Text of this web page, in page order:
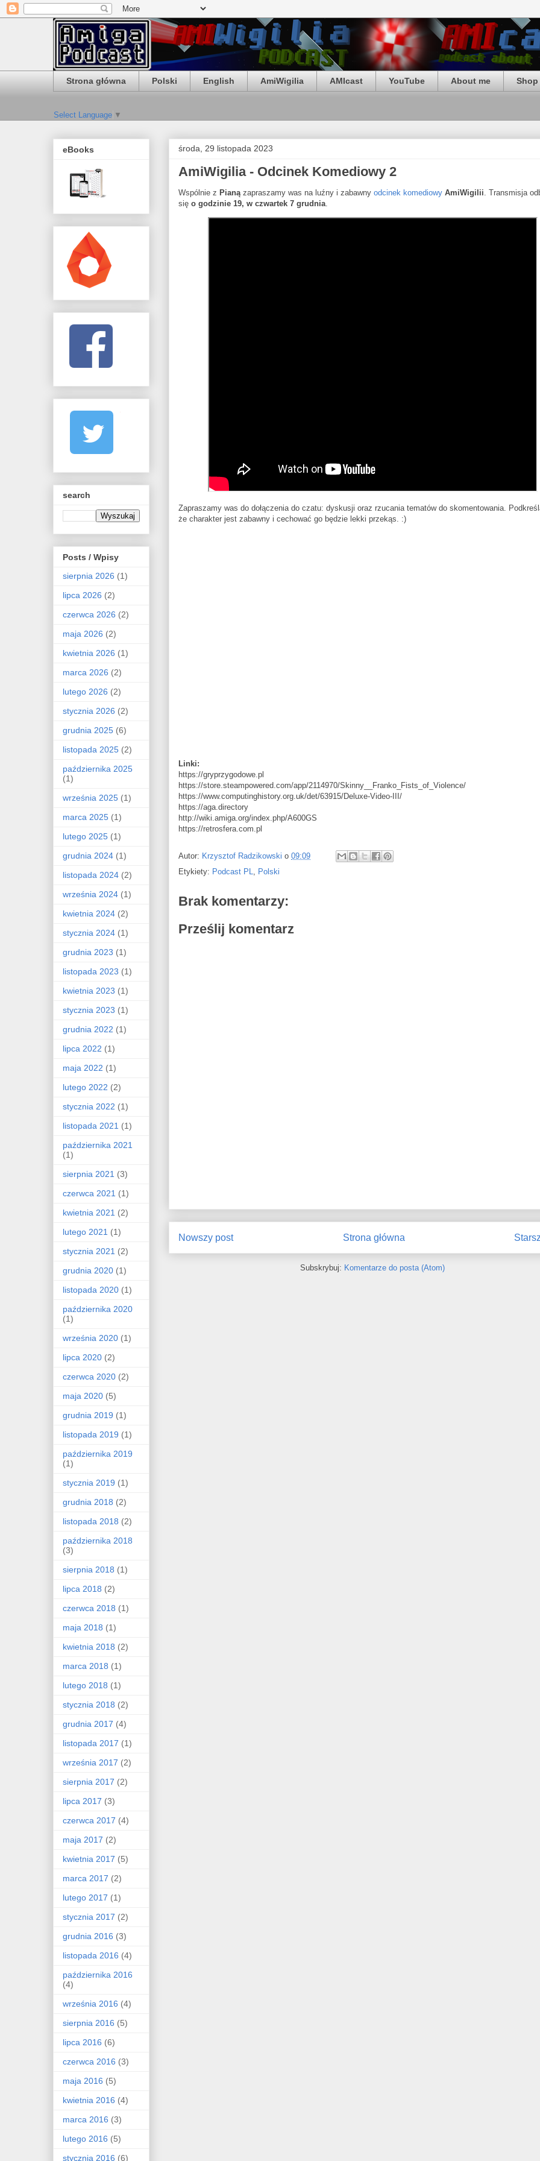
Strona główna Polski English AmiWigilia AMIcast YouTube About me Shop
Select Language ▼
środa, 29 listopada 2023
AmiWigilia - Odcinek Komediowy 2
Wspólnie z Pianązapraszamy was na luźny i zabawny odcinek komediowy AmiWigilii. Transmisja
się o godzinie 19, w czwartek 7 grudnia.
Zapraszamy was do dołączenia do czatu: dyskusji oraz rzucania tematów do skomentowania.
że charakter jest zabawny i cechować go będzie lekki przekąs. :)
Linki:
https://gryprzygodowe.pl
https://store.steampowered.com/app/2114970/Skinny__Franko_Fists_of_Violence/
https://www.computinghistory.org.uk/det/63915/Deluxe-Video-III/
https://aga.directory
http://wiki.amiga.org/index.php/A600GS
https://retrosfera.com.pl
Autor: Krzysztof Radzikowski o 09:09
Etykiety: Podcast PL, Polski
Brak komentarzy:
Prześlij komentarz
Nowszy post Strona główna
Subskrybuj: Komentarze do posta (Atom)
eBooks
search
Posts / Wpisy
sierpnia 2026 (1)
lipca 2026 (2)
czerwca 2026 (2)
maja 2026 (2)
kwietnia 2026 (1)
marca 2026 (2)
lutego 2026 (2)
stycznia 2026 (2)
grudnia 2025 (6)
listopada 2025 (2)
października 2025
(1)
września 2025 (1)
marca 2025 (1)
lutego 2025 (1)
grudnia 2024 (1)
listopada 2024 (2)
września 2024 (1)
kwietnia 2024 (2)
stycznia 2024 (1)
grudnia 2023 (1)
listopada 2023 (1)
kwietnia 2023 (1)
stycznia 2023 (1)
grudnia 2022 (1)
lipca 2022 (1)
maja 2022 (1)
lutego 2022 (2)
stycznia 2022 (1)
listopada 2021 (1)
października 2021
(1)
sierpnia 2021 (3)
czerwca 2021 (1)
kwietnia 2021 (2)
lutego 2021 (1)
stycznia 2021 (2)
grudnia 2020 (1)
listopada 2020 (1)
października 2020
(1)
września 2020 (1)
lipca 2020 (2)
czerwca 2020 (2)
maja 2020 (5)
grudnia 2019 (1)
listopada 2019 (1)
października 2019
(1)
stycznia 2019 (1)
grudnia 2018 (2)
listopada 2018 (2)
października 2018
(3)
sierpnia 2018 (1)
lipca 2018 (2)
czerwca 2018 (1)
maja 2018 (1)
kwietnia 2018 (2)
marca 2018 (1)
lutego 2018 (1)
stycznia 2018 (2)
grudnia 2017 (4)
listopada 2017 (1)
września 2017 (2)
sierpnia 2017 (2)
lipca 2017 (3)
czerwca 2017 (4)
maja 2017 (2)
kwietnia 2017 (5)
marca 2017 (2)
lutego 2017 (1)
stycznia 2017 (2)
grudnia 2016 (3)
listopada 2016 (4)
października 2016
(4)
września 2016 (4)
sierpnia 2016 (5)
lipca 2016 (6)
czerwca 2016 (3)
maja 2016 (5)
kwietnia 2016 (4)
marca 2016 (3)
lutego 2016 (5)
stycznia 2016 (6)